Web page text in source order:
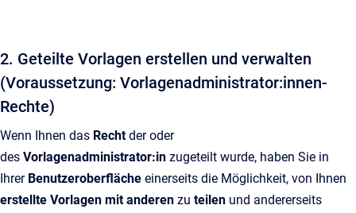
2. Geteilte Vorlagen erstellen und verwalten
(Voraussetzung: Vorlagenadministrator:innen-
Rechte)
Wenn Ihnen das Rechtder oder
des Vorlagenadministrator:in zugeteilt wurde, haben Sie in
Ihrer Benutzeroberfläche einerseits die Möglichkeit, von Ihnen
erstellte Vorlagen mit anderen zu teilen und andererseits